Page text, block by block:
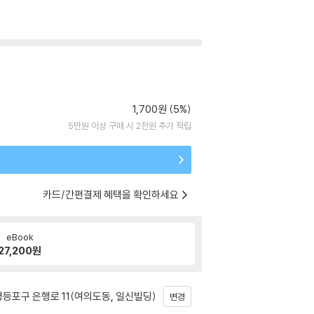
1,700원 (5%)
5만원 이상 구매 시 2천원 추가 적립
카드/간편결제 혜택을 확인하세요
eBook
원
포구 은행로 11(여의도동, 일신빌딩) 변경